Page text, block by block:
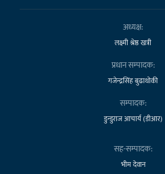
अध्यक्ष:
लक्ष्मी श्रेष्ठ खत्री
प्रधान सम्पादक:
गजेन्द्रसिंह बुढाथोकी
सम्पादक:
डुन्डुराज आचार्य (डीआर)
सह-सम्पादक:
भीम देवान